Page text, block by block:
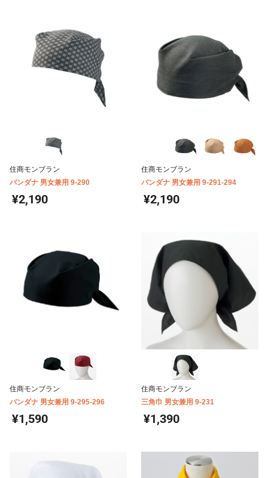
住商モンブラン
バンダナ 男女兼用 9-290
¥2,190
住商モンブラン
バンダナ 男女兼用 9-291-294
¥2,190
住商モンブラン
バンダナ 男女兼用 9-295-296
¥1,590
住商モンブラン
三角巾 男女兼用 9-231
¥1,390